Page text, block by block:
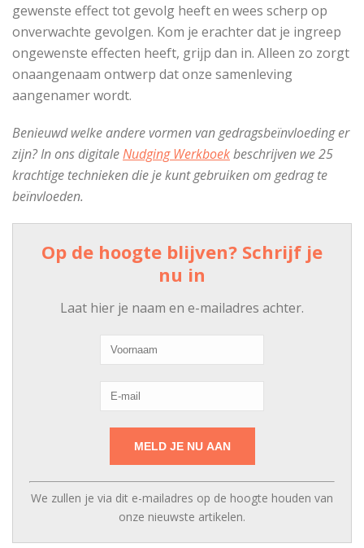
gewenste effect tot gevolg heeft en wees scherp op
onverwachte gevolgen. Kom je erachter dat je ingreep
ongewenste effecten heeft, grijp dan in. Alleen zo zorgt
onaangenaam ontwerp dat onze samenleving
aangenamer wordt.
Benieuwd welke andere vormen van gedragsbeïnvloeding er
zijn? In ons digitaleNudging Werkboekbeschrijven we 25
krachtige technieken die je kunt gebruiken om gedrag te
beïnvloeden.
Op de hoogte blijven? Schrijf je
nu in
Laat hier je naam en e-mailadres achter.
We zullen je via dit e-mailadres op de hoogte houden van
onze nieuwste artikelen.